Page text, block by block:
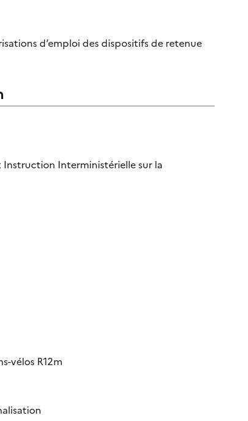
d’emploi des dispositifs de retenue
Interministérielle sur la
vélos R12m